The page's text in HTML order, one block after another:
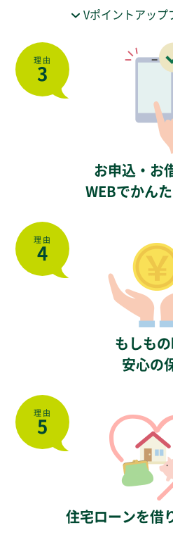
Vポイントアップ
理由
3
お申込・お
WEBでかん
理由
4
もしも
安心の
理由
5
住宅ローンを借